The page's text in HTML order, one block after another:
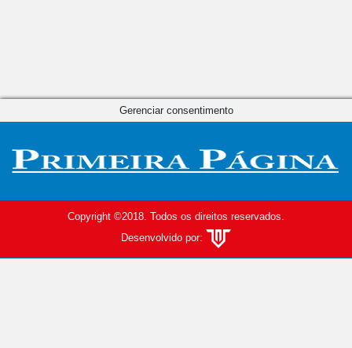
Copyright ©2018. Todos os direitos reservados.
Desenvolvido por:
Gerenciar consentimento